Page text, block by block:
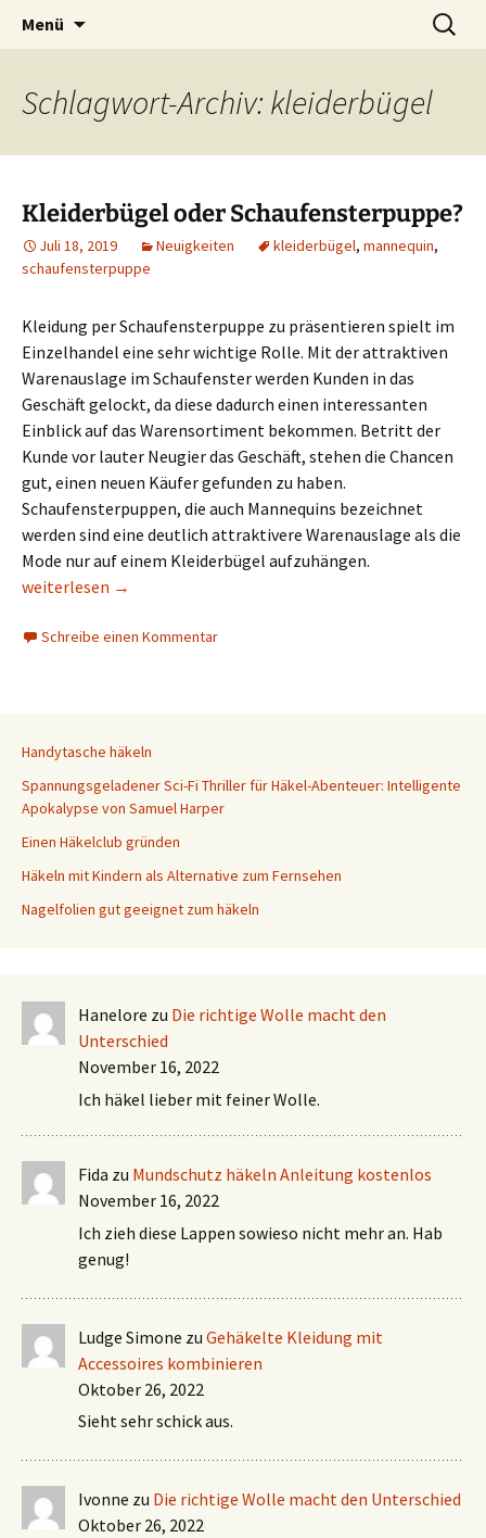
Häkeln
Zubehör und Tipps zum Häkeln
Menü
Suchen
nach:
Schlagwort-Archiv: kleiderbügel
Kleiderbügel oder Schaufensterpuppe?
Juli 18, 2019 Neuigkeiten kleiderbügel, mannequin,
schaufensterpuppe
Kleidung per Schaufensterpuppe zu präsentieren spielt im
Einzelhandel eine sehr wichtige Rolle. Mit der attraktiven
Warenauslage im Schaufenster werden Kunden in das
Geschäft gelockt, da diese dadurch einen interessanten
Einblick auf das Warensortiment bekommen. Betritt der
Kunde vor lauter Neugier das Geschäft, stehen die Chancen
gut, einen neuen Käufer gefunden zu haben.
Schaufensterpuppen, die auch Mannequins bezeichnet
werden sind eine deutlich attraktivere Warenauslage als die
Mode nur auf einem Kleiderbügel aufzuhängen.
Kleiderbügel oder Schaufensterpuppe?
weiterlesen →
Schreibe einen Kommentar
Handytasche häkeln
Spannungsgeladener Sci-Fi Thriller für Häkel-Abenteuer: Intelligente
Apokalypse von Samuel Harper
Einen Häkelclub gründen
Häkeln mit Kindern als Alternative zum Fernsehen
Nagelfolien gut geeignet zum häkeln
Hanelore zu Die richtige Wolle macht den
Unterschied
November 16, 2022
Ich häkel lieber mit feiner Wolle.
Fida zu Mundschutz häkeln Anleitung kostenlos
November 16, 2022
Ich zieh diese Lappen sowieso nicht mehr an. Hab
genug!
Ludge Simone zu Gehäkelte Kleidung mit
Accessoires kombinieren
Oktober 26, 2022
Sieht sehr schick aus.
Ivonne zu Die richtige Wolle macht den Unterschied
Oktober 26, 2022